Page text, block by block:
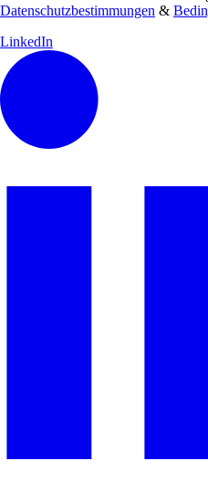
Datenschutzbestimmungen &
LinkedIn